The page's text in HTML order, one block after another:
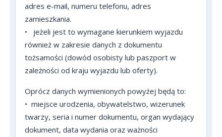
adres e-mail, numeru telefonu, adres
zamieszkania.
•
jeżeli jest to wymagane kierunkiem wyjazdu
również w zakresie danych z dokumentu
tożsamości (dowód osobisty lub paszport w
zależności od kraju wyjazdu lub oferty).
Oprócz danych wymienionych powyżej będą to:
• miejsce urodzenia, obywatelstwo, wizerunek
twarzy, seria i numer dokumentu, organ wydający
dokument, data wydania oraz ważności